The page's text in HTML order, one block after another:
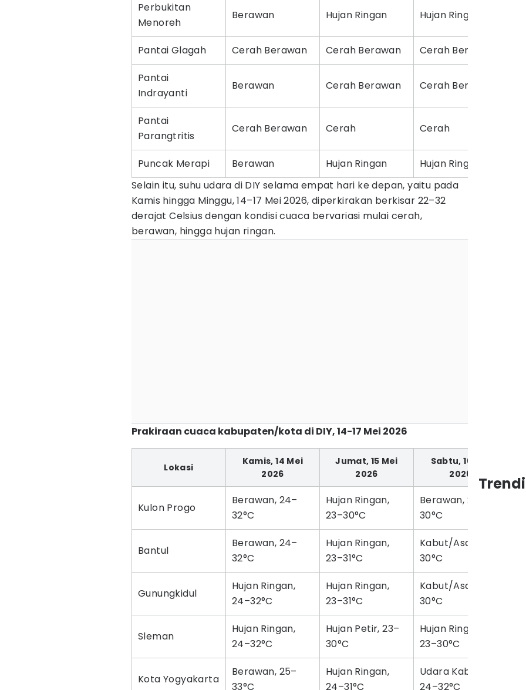
Perbukitan
Menoreh
Berawan Hujan Ringan Hujan Ringan
Pantai Glagah Cerah Berawan Cerah Berawan Cerah Berawan
Pantai
Indrayanti
Berawan Cerah Berawan Cerah Berawan
Pantai
Parangtritis
Cerah Berawan Cerah Cerah
Puncak Merapi Berawan Hujan Ringan Hujan Ringan
Selain itu, suhu udara di DIY selama empat hari ke depan, yaitu pada
Kamis hingga Minggu, 14–17 Mei 2026, diperkirakan berkisar 22–32
derajat Celsius dengan kondisi cuaca bervariasi mulai cerah,
berawan, hingga hujan ringan.
Prakiraan cuaca kabupaten/kota di DIY, 14-17 Mei 2026
Lokasi
Kamis, 14 Mei
2026
Jumat, 15 Mei
2026
Sabtu, 16 Mei
2026
Kulon Progo
Berawan, 24–
32°C
Hujan Ringan,
23–30°C
Berawan, 23–
30°C
Bantul
Berawan, 24–
32°C
Hujan Ringan,
23–31°C
Kabut/Asap, 23–
30°C
Gunungkidul
Hujan Ringan,
24–32°C
Hujan Ringan,
23–31°C
Kabut/Asap, 23–
30°C
Sleman
Hujan Ringan,
24–32°C
Hujan Petir, 23–
30°C
Hujan Ringan,
23–30°C
Kota Yogyakarta
Berawan, 25–
33°C
Hujan Ringan,
24–31°C
Udara Kabur,
24–32°C